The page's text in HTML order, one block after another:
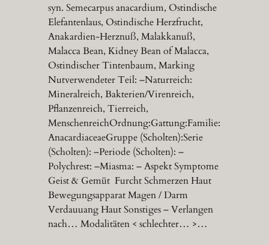
syn. Semecarpus anacardium, Ostindische
Elefantenlaus, Ostindische Herzfrucht,
Anakardien-Herznuß, Malakkanuß,
Malacca Bean, Kidney Bean of Malacca,
Ostindischer Tintenbaum, Marking
Nutverwendeter Teil: –Naturreich:
Mineralreich, Bakterien/Virenreich,
Pflanzenreich, Tierreich,
MenschenreichOrdnung:Gattung:Familie:
AnacardiaceaeGruppe (Scholten):Serie
(Scholten): –Periode (Scholten): –
Polychrest: –Miasma: – Aspekt Symptome
Geist & Gemüt Furcht Schmerzen Haut
Bewegungsapparat Magen / Darm
Verdauuang Haut Sonstiges – Verlangen
nach… Modalitäten < schlechter… >…